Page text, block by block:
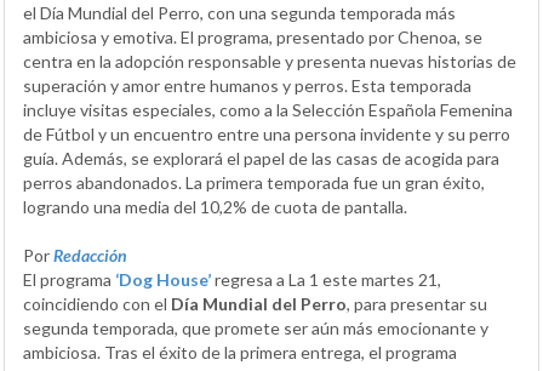
el Día Mundial del Perro, con una segunda temporada más
ambiciosa y emotiva. El programa, presentado por Chenoa, se
centra en la adopción responsable y presenta nuevas historias de
superación y amor entre humanos y perros. Esta temporada
incluye visitas especiales, como a la Selección Española Femenina
de Fútbol y un encuentro entre una persona invidente y su perro
guía. Además, se explorará el papel de las casas de acogida para
perros abandonados. La primera temporada fue un gran éxito,
logrando una media del 10,2% de cuota de pantalla.
PorRedacción
El programa ‘Dog House’regresa a La 1 este martes 21,
coincidiendo con el Día Mundial del Perro, para presentar su
segunda temporada, que promete ser aún más emocionante y
ambiciosa. Tras el éxito de la primera entrega, el programa